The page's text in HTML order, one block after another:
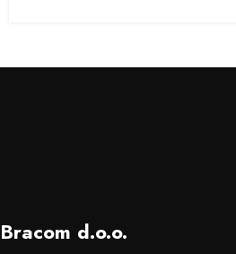
Bracom d.o.o.